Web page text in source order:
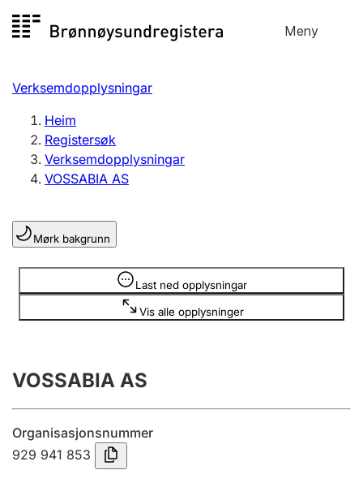
til
Meny
Registersøk
Aksjeselskap
Enkeltpersonføretak
Registrere, endre, slette
Lag og foreining
Registrere, endre, slette
Årsrekneskap
Innsending og forseinkingsgebyr
Tinglysing
Verksemdopplysningar
Heim
Registersøk
Verksemdopplysningar
VOSSABIA AS
Mørk bakgrunn
Last ned opplysningar
Vis alle opplysninger
Opplysninger er skjult
VOSSABIA AS
Organisasjonsnummer
929 941 853